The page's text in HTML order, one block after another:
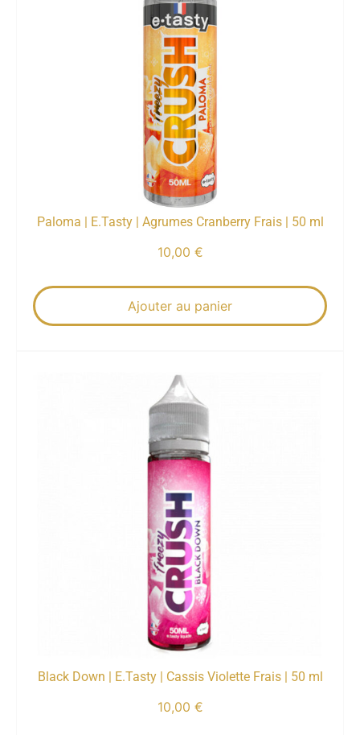
Paloma | E.Tasty | Agrumes Cranberry Frais | 50 ml
10,00 €
Ajouter au panier
Black Down | E.Tasty | Cassis Violette Frais | 50 ml
10,00 €